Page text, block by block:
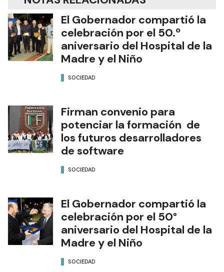
El Gobernador compartió la
celebración por el 50.º
aniversario del Hospital de la
Madre y el Niño
SOCIEDAD
Firman convenio para
potenciar la formación de
los futuros desarrolladores
de software
SOCIEDAD
El Gobernador compartió la
celebración por el 50°
aniversario del Hospital de la
Madre y el Niño
SOCIEDAD